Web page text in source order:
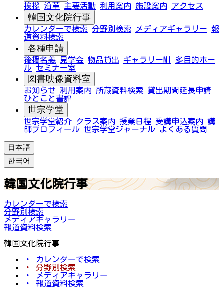
挨拶 沿革 主要活動 利用案内 施設案内 アクセス
韓国文化院行事
カレンダーで検索 分野別検索 メディアギャラリー 報
道資料検索
各種申請
後援名義 見学会 物品貸出 ギャラリーMI
多目的ホー
ル セミナー室
図書映像資料室
お知らせ 利用案内 所蔵資料検索
貸出期間延長申請
ひとこと書評
世宗学堂
世宗学堂紹介 クラス案内 授業日程 受講申込案内 講
師プロフィール 世宗学堂ジャーナル よくある質問
日本語
한국어
韓国文化院行事
カレンダーで検索
分野別検索
メディアギャラリー
報道資料検索
韓国文化院行事
・ カレンダーで検索
・ 分野別検索
・ メディアギャラリー
・ 報道資料検索